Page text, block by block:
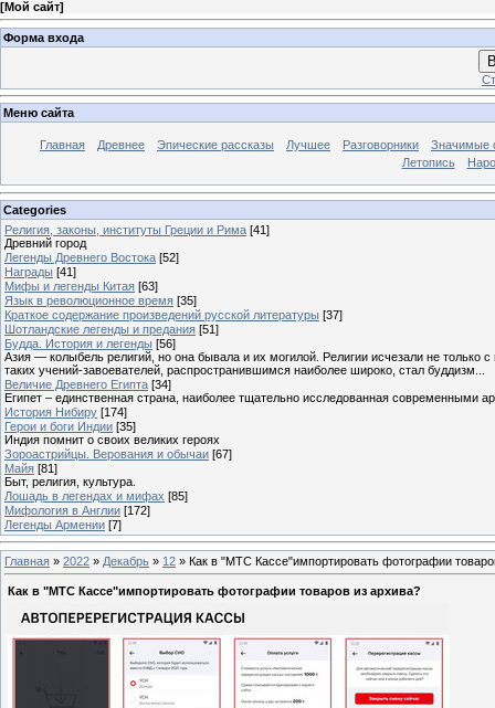
[Мой сайт]
Форма входа
Меню сайта
Главная Древнее Эпические рассказы Лучшее Разговорники
Значимые
Летопись
Categories
Религия, законы, институты Греции и Рима [41]
Древний город
Легенды Древнего Востока [52]
Награды [41]
Мифы и легенды Китая [63]
Язык в революционное время [35]
Краткое содержание произведений русской литературы [37]
Шотландские легенды и предания [51]
Будда. История и легенды [56]
Азия — колыбель религий, но она бывала и их могилой. Религии исчезали не
таких учений-завоевателей, распространившимся наиболее широко, стал буддизм...
Величие Древнего Египта [34]
Египет – единственная страна, наиболее тщательно исследованная современными
История Нибиру [174]
Герои и боги Индии [35]
Индия помнит о своих великих героях
Зороастрийцы. Верования и обычаи [67]
Майя [81]
Быт, религия, культура.
Лошадь в легендах и мифах [85]
Мифология в Англии [172]
Легенды Армении [7]
Главная » 2022 » Декабрь » 12 » Как в "МТС Кассе"импортировать фотографии
Как в "МТС Кассе"импортировать фотографии товаров из архива?